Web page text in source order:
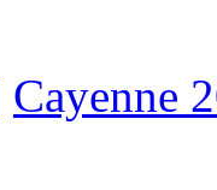
Cayenne